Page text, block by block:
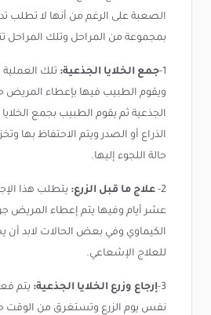
الصعبة على الرغم من أنها لا تطلب
بمجموعة من المراحل وتلك المراحل
1- جمع الخلايا الجذعية: تلك
ويقوم الطبيب فيها بإعطاء المريض
الجذعية ثم يقوم الطبيب بجمع
الذراع أو الصدر ويتم الاحتفاظ بها
حالة اللجوء إليها.
2- علاج ما قبل الزرع: يتطلب هذا
عشر أيام وفيها يتم إعطاء المريض
الكيماوي وفي بعض الحالات لابد
للعلاج الإشعاعي.
3- إرجاع وزرع الخلايا الجذعية: يتم
نفس يوم الزرع وتستغرق من